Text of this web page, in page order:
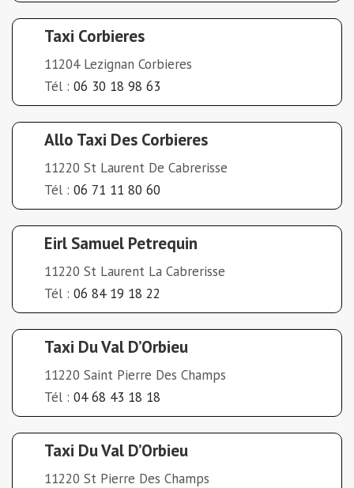
Taxi Corbieres
11204 Lezignan Corbieres
Tél : 06 30 18 98 63
Allo Taxi Des Corbieres
11220 St Laurent De Cabrerisse
Tél : 06 71 11 80 60
Eirl Samuel Petrequin
11220 St Laurent La Cabrerisse
Tél : 06 84 19 18 22
Taxi Du Val D’Orbieu
11220 Saint Pierre Des Champs
Tél : 04 68 43 18 18
Taxi Du Val D’Orbieu
11220 St Pierre Des Champs